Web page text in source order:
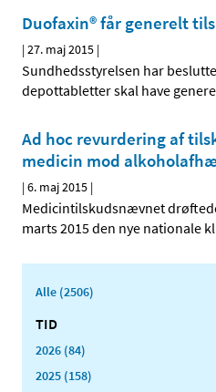
Duofaxin® får generelt
|27. maj 2015 |
Sundhedsstyrelsen har
depottabletter skal have
Ad hoc revurdering af
medicin mod
|6. maj 2015 |
Medicintilskudsnævnet
marts 2015 den nye nationale
Alle (2506)
TID
2026 (84)
2025 (158)